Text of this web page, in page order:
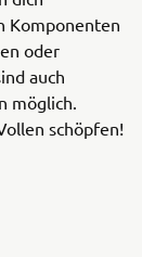
Komponenten
oder
auch
möglich.
schöpfen!